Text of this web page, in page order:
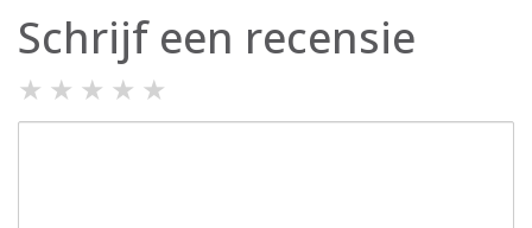
Schrijf een recensie
★ ★ ★ ★ ★